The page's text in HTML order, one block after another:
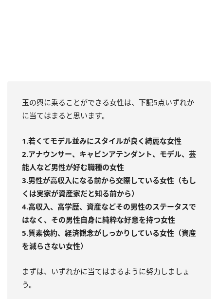
玉の輿に乗ることができる女性は、下記5点いずれか
に当てはまると思います。
1.若くてモデル並みにスタイルが良く綺麗な女性
2.アナウンサー、キャビンアテンダント、モデル、芸
能人など男性が好む職種の女性
3.男性が高収入になる前から交際している女性（もし
くは実家が資産家だと知る前から）
4.高収入、高学歴、資産などその男性のステータスで
はなく、その男性自身に純粋な好意を持つ女性
5.質素倹約、経済観念がしっかりしている女性（資産
を減らさない女性）
まずは、いずれかに当てはまるように努力しましょ
う。